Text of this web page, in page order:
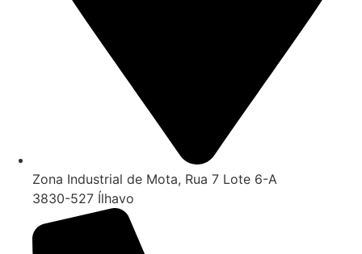
Zona Industrial de Mota, Rua 7 Lote 6-A
3830-527 Ílhavo